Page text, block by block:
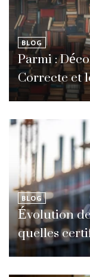
BLOG
Parmi :
Correcte et
BLOG
Évolution
quelles